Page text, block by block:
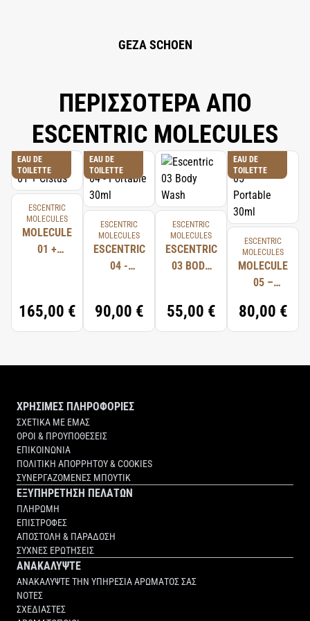
GEZA SCHOEN
ΠΕΡΙΣΣΟΤΕΡΑ ΑΠΟ
ESCENTRIC MOLECULES
EAU DE
TOILETTE
ESCENTRIC
MOLECULES
MOLECULE
01 +
165,00 €
EAU DE
TOILETTE
ESCENTRIC
MOLECULES
ESCENTRIC
04 -
90,00 €
ESCENTRIC
MOLECULES
ESCENTRIC
03 BODY
55,00 €
EAU DE
TOILETTE
ESCENTRIC
MOLECULES
MOLECULE
05 –
30ML
80,00 €
ΧΡΗΣΙΜΕΣ ΠΛΗΡΟΦΟΡΙΕΣ
ΣΧΕΤΙΚΑ ΜΕ ΕΜΑΣ
ΟΡΟΙ & ΠΡΟΥΠΟΘΕΣΕΙΣ
ΕΠΙΚΟΙΝΩΝΙΑ
ΠΟΛΙΤΙΚΗ ΑΠΟΡΡΗΤΟΥ & COOKIES
ΣΥΝΕΡΓΑΖΟΜΕΝΕΣ ΜΠΟΥΤΙΚ
ΕΞΥΠΗΡΕΤΗΣΗ ΠΕΛΑΤΩΝ
ΠΛΗΡΩΜΗ
ΕΠΙΣΤΡΟΦΕΣ
ΑΠΟΣΤΟΛΗ & ΠΑΡΑΔΟΣΗ
ΣΥΧΝΕΣ ΕΡΩΤΗΣΕΙΣ
ΑΝΑΚΑΛΥΨΤΕ
ΑΝΑΚΑΛΥΨΤΕ ΤΗΝ ΥΠΗΡΕΣΙΑ ΑΡΩΜΑΤΟΣ ΣΑΣ
ΝΟΤΕΣ
ΣΧΕΔΙΑΣΤΕΣ